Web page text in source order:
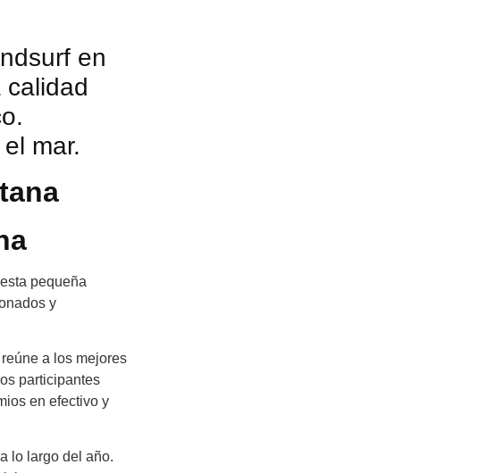
en
mar.
pequeña
y
a los mejores
participantes
en efectivo y
lo largo del año.